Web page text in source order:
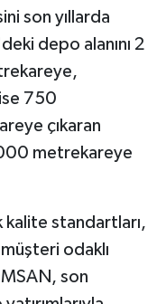
son yıllarda
depo alanını 2
750
çıkaran
metrekareye
kalite standartları,
odaklı
son